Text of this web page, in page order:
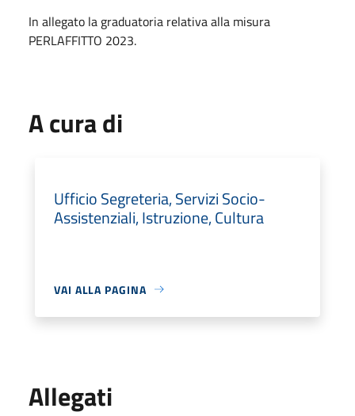
In allegato la graduatoria relativa alla misura
PERLAFFITTO 2023.
A cura di
Ufficio Segreteria, Servizi Socio-
Assistenziali, Istruzione, Cultura
VAI ALLA PAGINA
Allegati